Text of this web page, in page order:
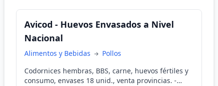
Avicod - Huevos Envasados a Nivel
Nacional
Alimentos y Bebidas
Pollos
Codornices hembras, BBS, carne, huevos fértiles y
consumo, envases 18 unid., venta provincias. -